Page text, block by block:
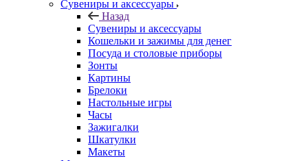
Сувениры и аксессуары
Назад
Сувениры и аксессуары
Кошельки и зажимы для денег
Посуда и столовые приборы
Зонты
Картины
Брелоки
Настольные игры
Часы
Зажигалки
Шкатулки
Макеты